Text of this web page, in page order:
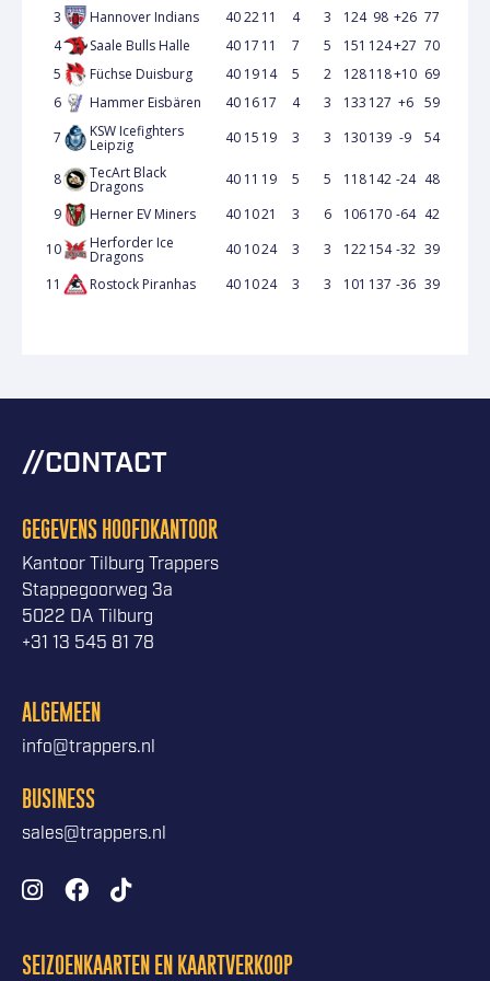
3
Hannover Indians 40 2211 4 3 124 98 +26 77
4
Saale Bulls Halle 40 17 11 7 5 151 124+27 70
5
Füchse Duisburg 40 1914 5 2 128118+10 69
6
Hammer Eisbären 40 1617 4 3 133 127 +6
59
7
KSW Icefighters
Leipzig 40 15 19 3 3 130139 -9 54
8 TecArt Black
Dragons 40 11 19 5 5 118142 -24 48
9
Herner EV Miners 40 1021 3 6 106170 -64 42
10
Herforder Ice
Dragons 40 1024 3 3 122154 -32 39
11
Rostock Piranhas 40 1024 3 3 101 137 -36 39
CONTACT
GEGEVENS HOOFDKANTOOR
Kantoor Tilburg Trappers
Stappegoorweg 3a
5022 DA Tilburg
+31 13 545 81 78
ALGEMEEN
info@trappers.nl
BUSINESS
sales@trappers.nl
SEIZOENKAARTEN EN KAARTVERKOOP